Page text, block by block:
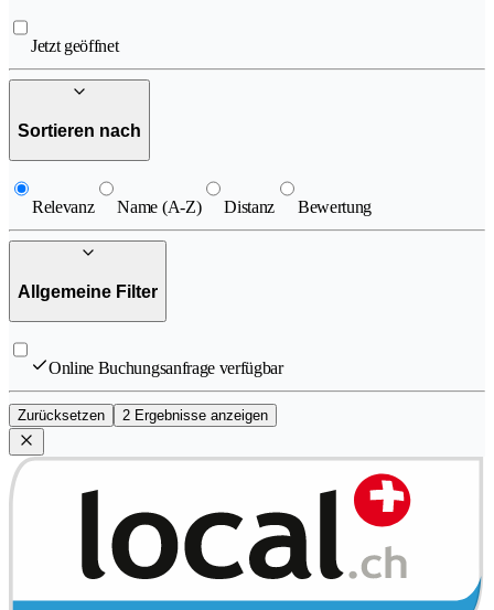
Jetzt geöffnet
Sortieren nach
Relevanz Name (A-Z) Distanz Bewertung
Allgemeine Filter
Online Buchungsanfrage verfügbar
Zurücksetzen 2 Ergebnisse anzeigen